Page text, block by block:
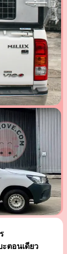
ตอนเดียว